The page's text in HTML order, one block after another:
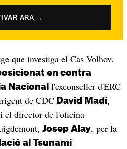
ARA →
que investiga el Cas Volhov.
en contra
Nacional l'exconseller d'ERC
de CDCDavid Madí,
el director de l'oficina
Josep Alay, per la
al Tsunami